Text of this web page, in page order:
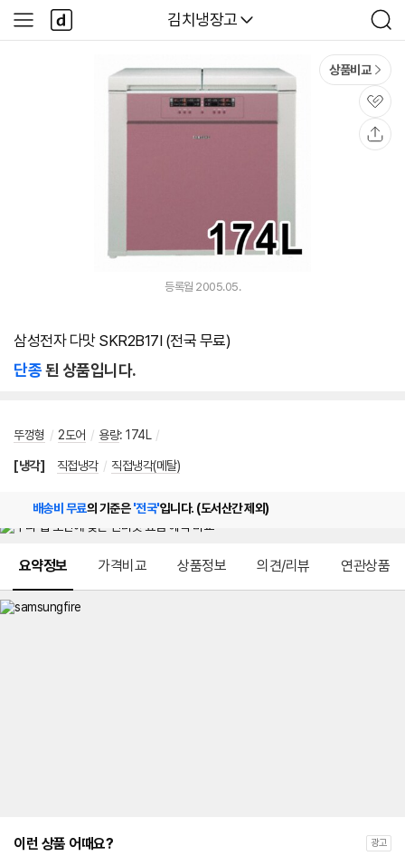
다나와
김치냉장고
검
색
사
이
다
나
와
상품비교
관
심
등록월 2005.05.
삼성전자 다맛 SKR2B17I (전국 무료)
단종된 상품입니다.
뚜껑형 / 2도어 / 용량: 174L /
[냉각] 직접냉각 / 직접냉각(메탈)
배송비 무료의 기준은'전국'입니다. (도서산간 제외)
요약정보 가격비교 상품정보 의견/리뷰 연관상품
이런 상품 어때요? 광고